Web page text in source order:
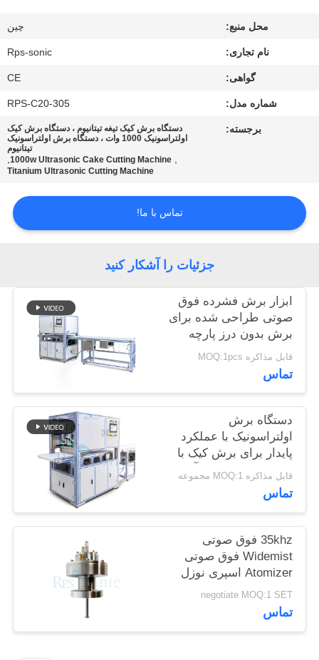
تماس
موارد
سایت
سیاست
حفظ
حریم
خصوصی
محل منبع: چین
نام تجاری: Rps-sonic
گواهی: CE
شماره مدل: RPS-C20-305
برجسته:
دستگاه برش کیک تیغه تیتانیوم ، دستگاه برش کیک
اولتراسونیک 1000 وات ، دستگاه برش اولتراسونیک
تیتانیوم
,
1000w Ultrasonic Cake Cutting Machine
,
Titanium Ultrasonic Cutting Machine
تماس با ما!
جزئیات را آشکار کنید
ابزار برش فشرده فوق
صوتی طراحی شده برای
برش بدون درز پارچه
های مصنوعی مواد غیر
بافته و ورق های لاستیکی
قابل مذاکره MOQ:1pcs
تماس
دستگاه برش
اولتراسونیک با عملکرد
پایدار برای برش کیک با
تیغه پهن و عملکرد آسان
برای نانوایی و پذیرایی
قابل مذاکره MOQ:1 مجموعه
تماس
35khz فوق صوتی
Widemist فوق صوتی
Atomizer اسپری نوزل
برای تولید سلول سوخت
negotiate MOQ:1 SET
تماس